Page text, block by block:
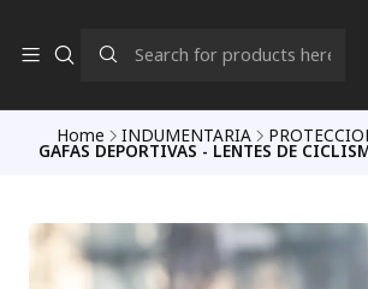
Home INDUMENTARIA
GAFAS DEPORTIVAS - LENTES DE